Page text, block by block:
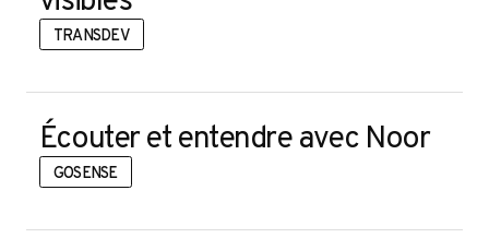
TRANSDEV
Écouter et entendre avec Noor
GOSENSE